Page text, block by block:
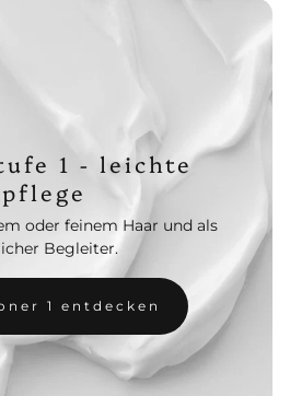
1 - leichte
pflege
oder feinem Haar und als
Begleiter.
1 entdecken